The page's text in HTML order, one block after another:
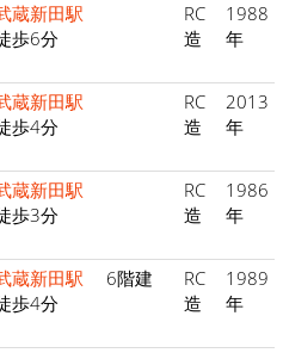
蔵新田駅
歩6分
RC
造
1988
年
蔵新田駅
歩4分
RC
造
2013
年
蔵新田駅
歩3分
RC
造
1986
年
蔵新田駅
歩4分
6階建
RC
造
1989
年